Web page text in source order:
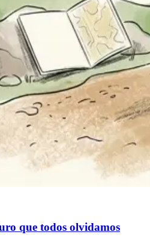
que todos olvidamos